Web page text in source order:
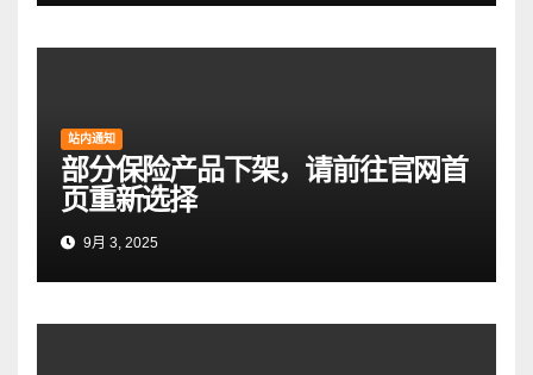
站内通知
部分保险产品下架，请前往官网首
页重新选择
9月 3, 2025